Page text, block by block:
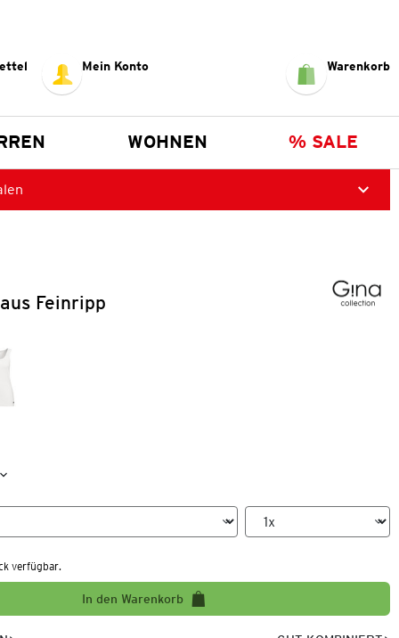
Mein Konto Warenkorb
WOHNEN % SALE
Feinripp
verfügbar.
In den Warenkorb